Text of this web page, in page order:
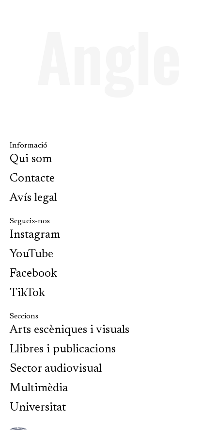
Informació
Qui som
Contacte
Avís legal
Segueix-nos
Instagram
YouTube
Facebook
TikTok
Seccions
Arts escèniques i visuals
Llibres i publicacions
Sector audiovisual
Multimèdia
Universitat